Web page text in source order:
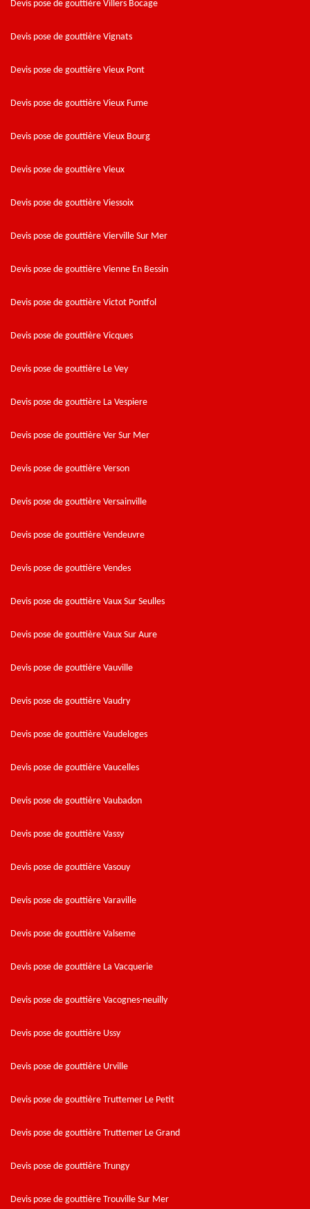
Devis pose de gouttière Villers Bocage
Devis pose de gouttière Vignats
Devis pose de gouttière Vieux Pont
Devis pose de gouttière Vieux Fume
Devis pose de gouttière Vieux Bourg
Devis pose de gouttière Vieux
Devis pose de gouttière Viessoix
Devis pose de gouttière Vierville Sur Mer
Devis pose de gouttière Vienne En Bessin
Devis pose de gouttière Victot Pontfol
Devis pose de gouttière Vicques
Devis pose de gouttière Le Vey
Devis pose de gouttière La Vespiere
Devis pose de gouttière Ver Sur Mer
Devis pose de gouttière Verson
Devis pose de gouttière Versainville
Devis pose de gouttière Vendeuvre
Devis pose de gouttière Vendes
Devis pose de gouttière Vaux Sur Seulles
Devis pose de gouttière Vaux Sur Aure
Devis pose de gouttière Vauville
Devis pose de gouttière Vaudry
Devis pose de gouttière Vaudeloges
Devis pose de gouttière Vaucelles
Devis pose de gouttière Vaubadon
Devis pose de gouttière Vassy
Devis pose de gouttière Vasouy
Devis pose de gouttière Varaville
Devis pose de gouttière Valseme
Devis pose de gouttière La Vacquerie
Devis pose de gouttière Vacognes-neuilly
Devis pose de gouttière Ussy
Devis pose de gouttière Urville
Devis pose de gouttière Truttemer Le Petit
Devis pose de gouttière Truttemer Le Grand
Devis pose de gouttière Trungy
Devis pose de gouttière Trouville Sur Mer